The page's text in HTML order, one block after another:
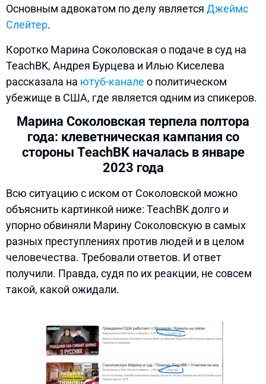
Основным адвокатом по делу является Джеймс
Слейтер.
Коротко Марина Соколовская о подаче в суд на
TeachBK, Андрея Бурцева и Илью Киселева
рассказала на ютуб-канале о политическом
убежище в США, где является одним из спикеров.
Марина Соколовская терпела полтора
года: клеветническая кампания со
стороны TeachBK началась в январе
2023 года
Всю ситуацию с иском от Соколовской можно
объяснить картинкой ниже: TeachBK долго и
упорно обвиняли Марину Соколовскую в самых
разных преступлениях против людей и в целом
человечества. Требовали ответов. И ответ
получили. Правда, судя по их реакции, не совсем
такой, какой ожидали.